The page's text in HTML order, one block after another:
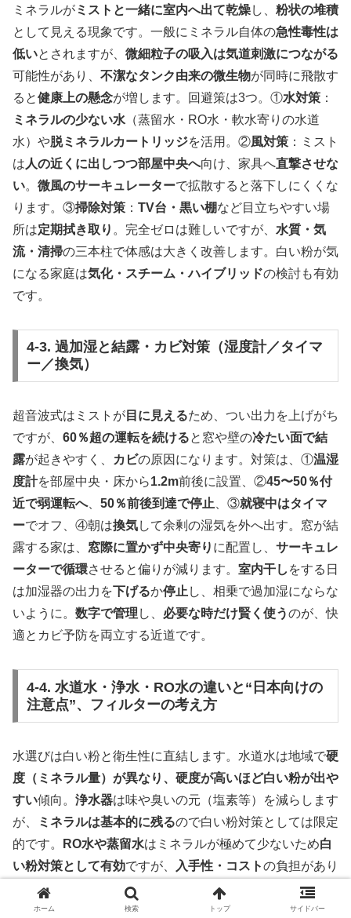
ミネラルがミストと一緒に室内へ出て乾燥し、 粉状の堆積
として見える現象です。一般にミネラル自体の急性毒性は
低いとされますが、 微細粒子の吸入は気道刺激につながる
可能性があり、 不潔なタンク由来の微生物が同時に飛散す
ると健康上の懸念が増します。回避策は3つ。①水対策 ：
ミネラルの少ない水 （蒸留水・RO水・軟水寄りの水道
水）や脱ミネラルカートリッジを活用。②風対策 ：ミスト
は 人の近くに出しつつ部屋中央へ向け、家具へ直撃させな
い。 微風のサーキュレーターで拡散すると落下しにくくな
ります。③掃除対策 ： TV台・黒い棚など目立ちやすい場
所は定期拭き取り 。完全ゼロは難しいですが、 水質・気
流・清掃の三本柱で体感は大きく改善します。白い粉が気
になる家庭は気化・スチーム・ハイブリッドの検討も有効
です。
4-3. 過加湿と結露・カビ対策（湿度計／タイマ
ー／換気）
超音波式はミストが 目に見えるため、つい出力を上げがち
ですが、 60％超の運転を続けると窓や壁の冷たい面で結
露が起きやすく、 カビの原因になります。対策は、①温湿
度計を部屋中央・床から1.2m前後に設置、②45〜50％付
近で弱運転へ、 50％前後到達で停止 、③就寝中はタイマ
ーでオフ、④朝は換気して余剰の湿気を外へ出す。窓が結
露する家は、 窓際に置かず中央寄り に配置し、 サーキュレ
ーターで循環させると偏りが減ります。 室内干し をする日
は加湿器の出力を下げるか停止 し、相乗で過加湿にならな
いように。 数字で管理 し、 必要な時だけ賢く使うのが、快
適とカビ予防を両立する近道です。
4-4. 水道水・浄水・RO水の違いと“日本向けの
注意点”、フィルターの考え方
水選びは白い粉と衛生性に直結します。水道水は地域で硬
度（ミネラル量）が異なり、硬度が高いほど白い粉が出や
すい傾向。 浄水器は味や臭いの元（塩素等）を減らします
が、
ミネラルは基本的に残るので白い粉対策としては限定
的です。
RO水や蒸留水はミネラルが極めて少ないため白
い粉対策として有効ですが、 入手性・コストの負担があり
ます。
日本の安全啓発 では誤用事故防止の観点から「薬剤
は入れず、水道水を」と勧められることもあります。そこ
ホーム 検索 トップ サイドバー